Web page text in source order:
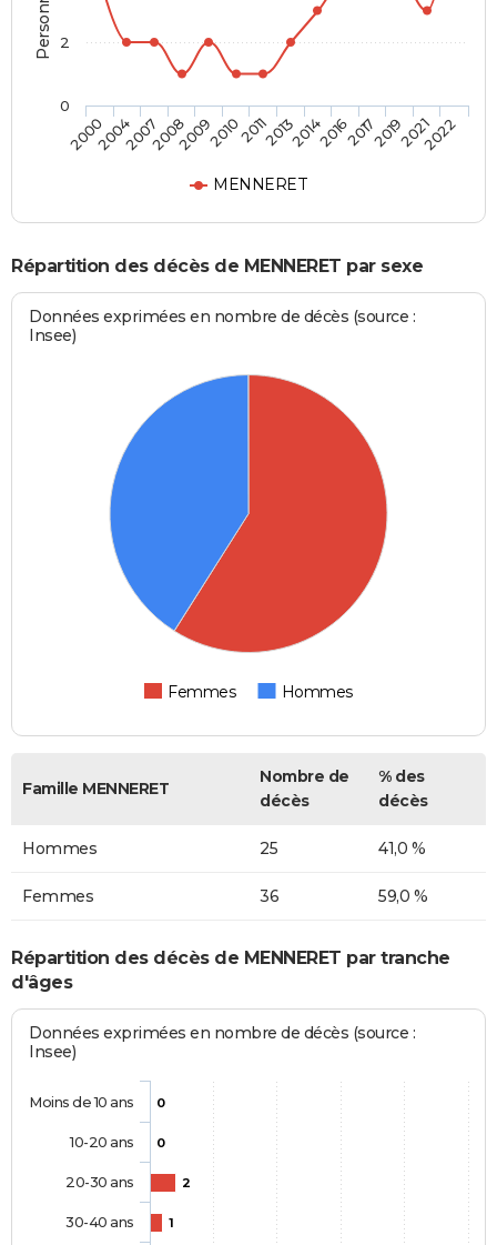
MENNERET
20002004200720082009201020112013201420162017201920212022
0
2
Répartition des décès de MENNERET par sexe
Données exprimées en nombre de décès (source :
Insee)
Femmes Hommes
Famille MENNERET
Nombre de
décès
% des
décès
Hommes 25 41,0 %
Femmes 36 59,0 %
Répartition des décès de MENNERET par tranche
d'âges
Données exprimées en nombre de décès (source :
Insee)
0
0
2
1
Moins de 10 ans
10-20 ans
20-30 ans
30-40 ans